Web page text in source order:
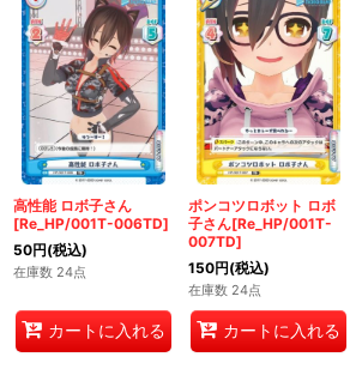
高性能 ロボ子さん
[Re_HP/001T-006TD]
50円(税込)
在庫数 24点
カートに入れる
ポンコツロボット ロボ
子さん[Re_HP/001T-
007TD]
150円(税込)
在庫数 24点
カートに入れる